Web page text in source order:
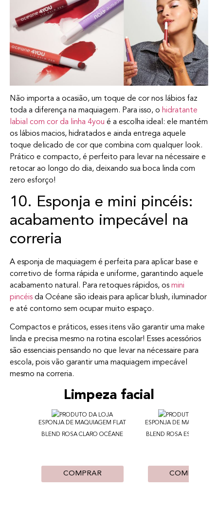
Não importa a ocasião, um toque de cor nos lábios faz
toda a diferença na maquiagem. Para isso, o hidratante
labial com cor da linha 4you é a escolha ideal: ele mantém
os lábios macios, hidratados e ainda entrega aquele
toque delicado de cor que combina com qualquer look.
Prático e compacto, é perfeito para levar na nécessaire e
retocar ao longo do dia, deixando sua boca linda com
zero esforço!
10. Esponja e mini pincéis:
acabamento impecável na
correria
A esponja de maquiagem é perfeita para aplicar base e
corretivo de forma rápida e uniforme, garantindo aquele
acabamento natural. Para retoques rápidos, os mini
pincéis da Océane são ideais para aplicar blush, iluminador
e até contorno sem ocupar muito espaço.
Compactos e práticos, esses itens vão garantir uma make
linda e precisa mesmo na rotina escolar! Esses acessórios
são essenciais pensando no que levar na nécessaire para
escola, pois vão garantir uma maquiagem impecável
mesmo na correria.
Limpeza facial
ESPONJA DE MAQUIAGEM FLAT
BLEND ROSA CLARO OCÉANE
COMPRAR
ESPONJA DE
BLEND ROSA ESCURO
COMPRAR